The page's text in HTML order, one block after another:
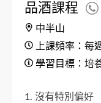
品酒課程
中半山
上課頻率：每
學習目標：培
1. 沒有特別偏好